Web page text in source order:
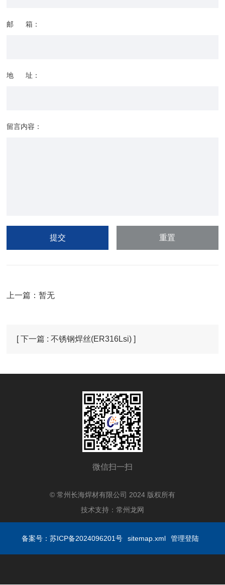
邮 箱：
地 址：
留言内容：
上一篇：暂无
[ 下一篇 : 不锈钢焊丝(ER316Lsi) ]
微信扫一扫
© 常州长海焊材有限公司 2024 版权所有
技术支持： 常州龙网
备案号：苏ICP备2024096201号 sitemap.xml 管理登陆